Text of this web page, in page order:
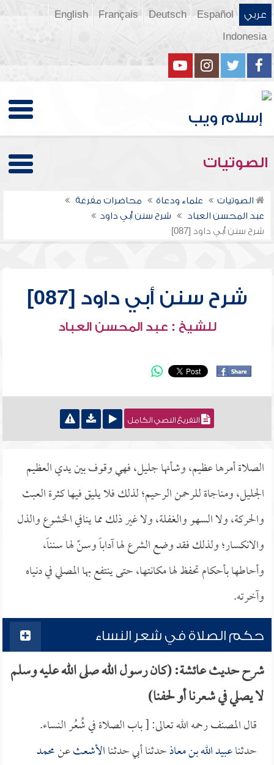
عربي Español
Deutsch
Français
English
Indonesia
الصوتيات
الصوتيات علماء ودعاة
محاضرات مفرغة
عبد المحسن العباد
شرح سنن أبي داود
شرح سنن أبي داود [087]
شرح سنن أبي داود [087]
للشيخ : عبد المحسن العباد
التفريغ النصي الكامل
الصلاة أمرها عظيم، وشأنها جليل، فهي وقوف بين يدي العظيم
الجليل، ومناجاة للرحمن الرحيم؛ لذلك فلا يليق فيها كثرة العبث
والحركة، ولا السهو والغفلة، ولا غير ذلك مما ينافي الخشوع والذل
والانكسار؛ ولذلك فقد وضع الشرع لها آداباً وسنّ لها سنناً،
وأحاطها بأحكام تحفظ لها مكانتها، حتى ينتفع بها المصلي في دنياه
وآخرته.
حكم الصلاة في شعر النساء
شرح حديث عائشة: (كان رسول الله صلى الله عليه وسلم
لا يصلي في شعرنا أو لحفنا)
قال المصنف رحمه الله تعالى: [ باب الصلاة في شُعُر النساء.
حدثناعبيد الله بن معاذحدثنا أبي حدثناالأشعثعنمحمد